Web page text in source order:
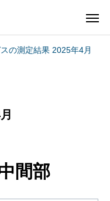
の測定結果 2025年4月
間部